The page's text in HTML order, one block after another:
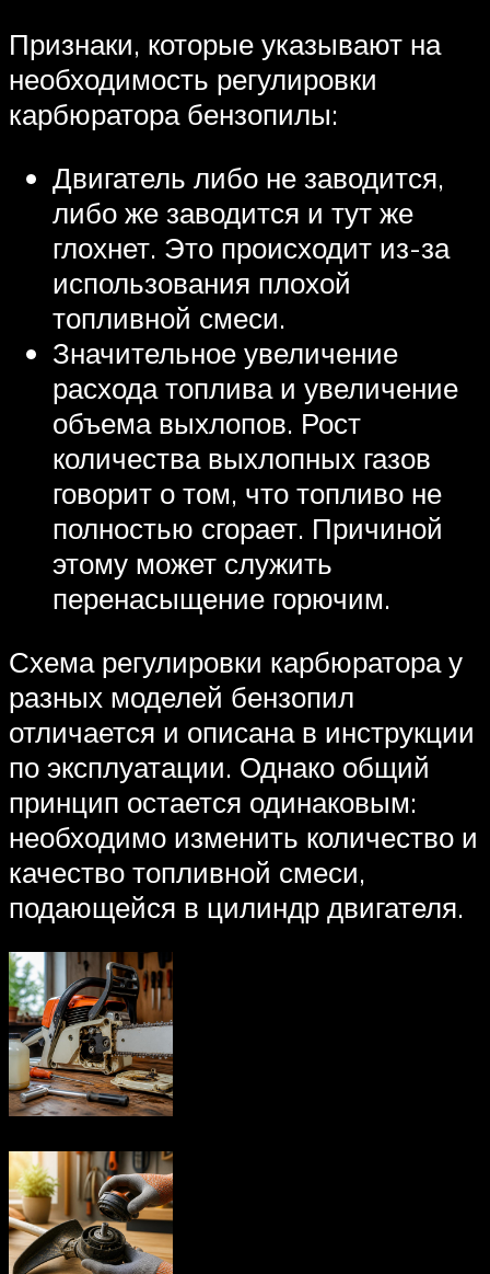
Признаки, которые указывают на
необходимость регулировки
карбюратора бензопилы:
Двигатель либо не заводится,
либо же заводится и тут же
глохнет. Это происходит из-за
использования плохой
топливной смеси.
Значительное увеличение
расхода топлива и увеличение
объема выхлопов. Рост
количества выхлопных газов
говорит о том, что топливо не
полностью сгорает. Причиной
этому может служить
перенасыщение горючим.
Схема регулировки карбюратора у
разных моделей бензопил
отличается и описана в инструкции
по эксплуатации. Однако общий
принцип остается одинаковым:
необходимо изменить количество и
качество топливной смеси,
подающейся в цилиндр двигателя.